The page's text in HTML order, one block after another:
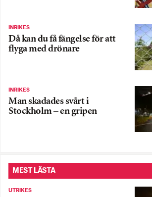
INRIKES
Då kan du få fängelse för att
flyga med drönare
INRIKES
Man skadades svårt i
Stockholm – en gripen
MEST LÄSTA
UTRIKES